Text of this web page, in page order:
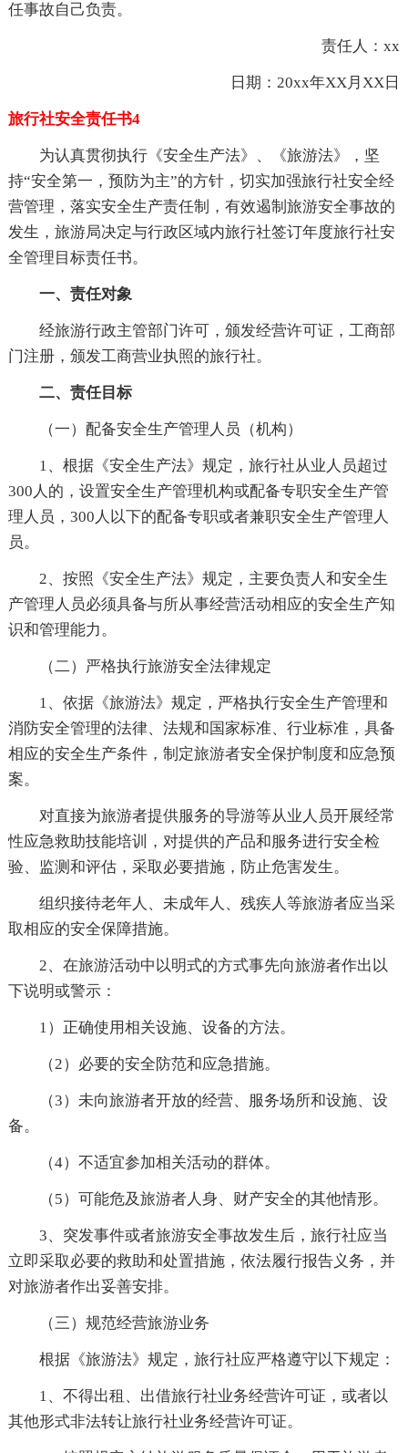
任事故自己负责。
责任人：xx
日期：20xx年XX月XX日
旅行社安全责任书4
为认真贯彻执行《安全生产法》、《旅游法》，坚
持“安全第一，预防为主”的方针，切实加强旅行社安全经
营管理，落实安全生产责任制，有效遏制旅游安全事故的
发生，旅游局决定与行政区域内旅行社签订年度旅行社安
全管理目标责任书。
一、责任对象
经旅游行政主管部门许可，颁发经营许可证，工商部
门注册，颁发工商营业执照的旅行社。
二、责任目标
（一）配备安全生产管理人员（机构）
1、根据《安全生产法》规定，旅行社从业人员超过
300人的，设置安全生产管理机构或配备专职安全生产管
理人员，300人以下的配备专职或者兼职安全生产管理人
员。
2、按照《安全生产法》规定，主要负责人和安全生
产管理人员必须具备与所从事经营活动相应的安全生产知
识和管理能力。
（二）严格执行旅游安全法律规定
1、依据《旅游法》规定，严格执行安全生产管理和
消防安全管理的法律、法规和国家标准、行业标准，具备
相应的安全生产条件，制定旅游者安全保护制度和应急预
案。
对直接为旅游者提供服务的导游等从业人员开展经常
性应急救助技能培训，对提供的产品和服务进行安全检
验、监测和评估，采取必要措施，防止危害发生。
组织接待老年人、未成年人、残疾人等旅游者应当采
取相应的安全保障措施。
2、在旅游活动中以明式的方式事先向旅游者作出以
下说明或警示：
1）正确使用相关设施、设备的方法。
（2）必要的安全防范和应急措施。
（3）未向旅游者开放的经营、服务场所和设施、设
备。
（4）不适宜参加相关活动的群体。
（5）可能危及旅游者人身、财产安全的其他情形。
3、突发事件或者旅游安全事故发生后，旅行社应当
立即采取必要的救助和处置措施，依法履行报告义务，并
对旅游者作出妥善安排。
（三）规范经营旅游业务
根据《旅游法》规定，旅行社应严格遵守以下规定：
1、不得出租、出借旅行社业务经营许可证，或者以
其他形式非法转让旅行社业务经营许可证。